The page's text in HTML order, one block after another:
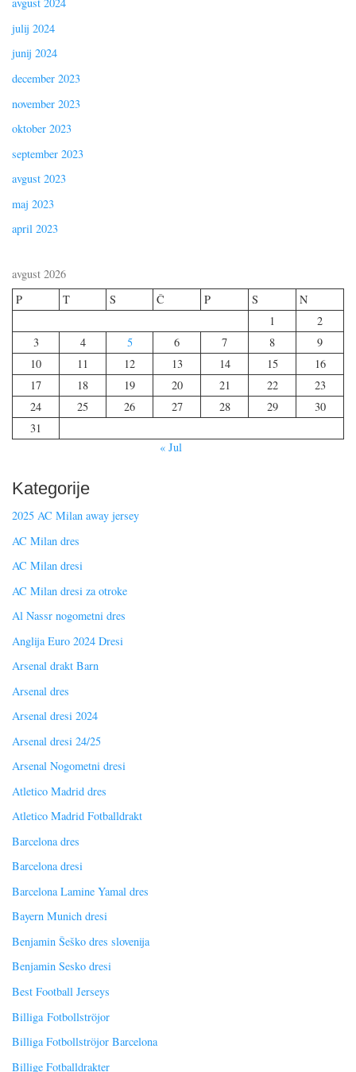
avgust 2024
julij 2024
junij 2024
december 2023
november 2023
oktober 2023
september 2023
avgust 2023
maj 2023
april 2023
avgust 2026
P
T S Č P S
N
1
2
3
4 5 6 7 8
9
10
11 12 13 14 15
16
17
18 19 20 21 22
23
24
25 26 27 28 29
30
31
« Jul
Kategorije
2025 AC Milan away jersey
AC Milan dres
AC Milan dresi
AC Milan dresi za otroke
Al Nassr nogometni dres
Anglija Euro 2024 Dresi
Arsenal drakt Barn
Arsenal dres
Arsenal dresi 2024
Arsenal dresi 24/25
Arsenal Nogometni dresi
Atletico Madrid dres
Atletico Madrid Fotballdrakt
Barcelona dres
Barcelona dresi
Barcelona Lamine Yamal dres
Bayern Munich dresi
Benjamin Šeško dres slovenija
Benjamin Sesko dresi
Best Football Jerseys
Billiga Fotbollströjor
Billiga Fotbollströjor Barcelona
Billige Fotballdrakter